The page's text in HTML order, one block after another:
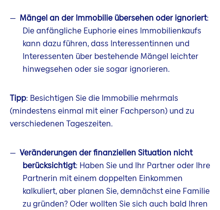
Mängel an der Immobilie übersehen oder ignoriert:
Die anfängliche Euphorie eines Immobilienkaufs
kann dazu führen, dass Interessentinnen und
Interessenten über bestehende Mängel leichter
hinwegsehen oder sie sogar ignorieren.
Tipp: Besichtigen Sie die Immobilie mehrmals
(mindestens einmal mit einer Fachperson) und zu
verschiedenen Tageszeiten.
Veränderungen der finanziellen Situation nicht
berücksichtigt: Haben Sie und Ihr Partner oder Ihre
Partnerin mit einem doppelten Einkommen
kalkuliert, aber planen Sie, demnächst eine Familie
zu gründen? Oder wollten Sie sich auch bald Ihren